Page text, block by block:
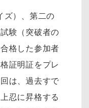
ズ）、第二の
験（突破者の
格した参加者
証明証をプレ
は、過去すで
忍に昇格する